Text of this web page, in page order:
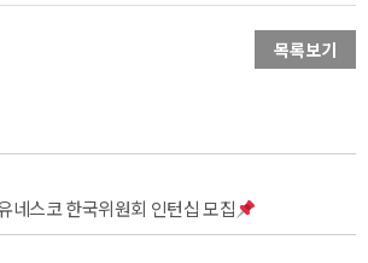
목록보기
네스코 한국위원회 인턴십 모집